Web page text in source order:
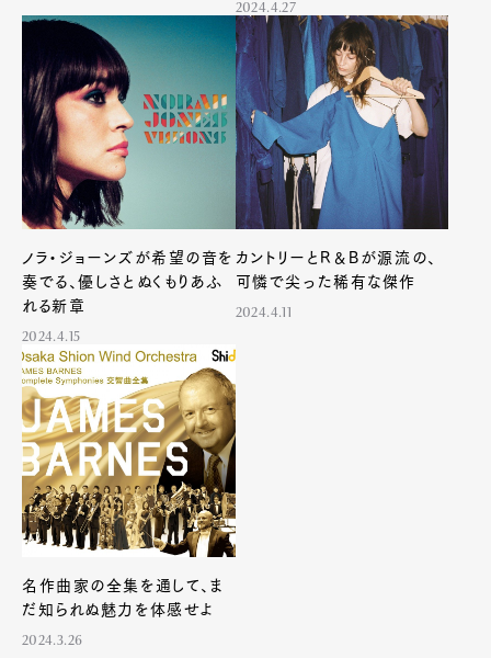
2024.4.27
ノラ・ジョーンズが希望の音を
奏でる、優しさとぬくもりあふ
れる新章
2024.4.15
カントリーとR＆Bが源流の、
可憐で尖った稀有な傑作
2024.4.11
名作曲家の全集を通して、ま
だ知られぬ魅力を体感せよ
2024.3.26